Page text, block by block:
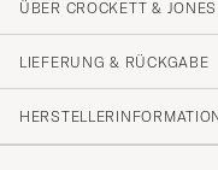
Perfect quality
ALEKSANDER B
GEKAUFT AM
ÜBER CROCKETT & JONES
LIEFERUNG & RÜCKGABE